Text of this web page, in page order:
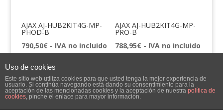
AJAX AJ-HUB2KIT4G-MP-
PHOD-B
790,50€ - IVA no incluido
AJAX AJ-HUB2KIT4G-MP-
PRO-B
788,95€ - IVA no incluido
Uso de cookies
Este sitio web utiliza cookies para que usted tenga la mejor experiencia de
usuario. Si continúa navegando está dando su consentimiento para la
aceptación de las mencionadas cookies y la aceptación de nuestra política de
cookies, pinche el enlace para mayor información.